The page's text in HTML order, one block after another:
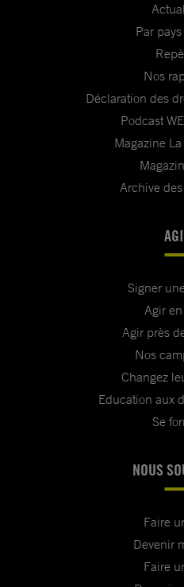
Par
Nos
Déclaration des
Podcast
Magazine
Archive
Signer
Agir
Agir près
Nos
Changez
Education aux
Se
NOUS
Faire
Devenir
Faire